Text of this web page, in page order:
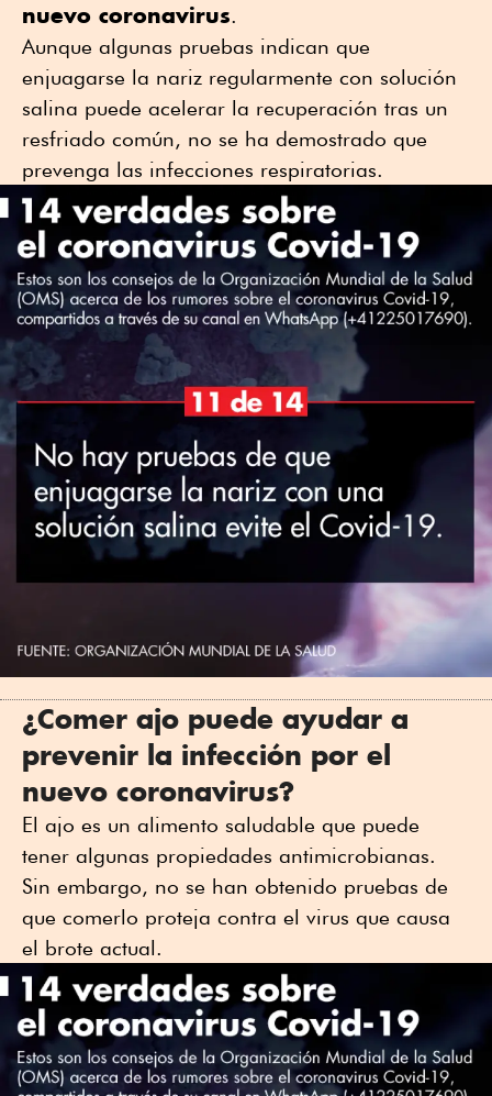
nuevo coronavirus.
Aunque algunas pruebas indican que
enjuagarse la nariz regularmente con solución
salina puede acelerar la recuperación tras un
resfriado común, no se ha demostrado que
prevenga las infecciones respiratorias.
¿Comer ajo puede ayudar a
prevenir la infección por el
nuevo coronavirus?
El ajo es un alimento saludable que puede
tener algunas propiedades antimicrobianas.
Sin embargo, no se han obtenido pruebas de
que comerlo proteja contra el virus que causa
el brote actual.